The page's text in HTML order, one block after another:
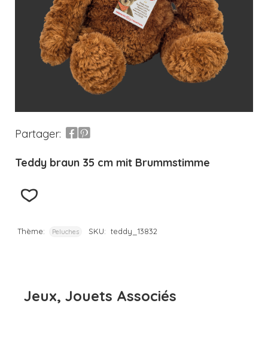
Partager:
Teddy braun 35 cm mit Brummstimme
Thème: Peluches SKU: teddy_13832
Jeux, Jouets Associés